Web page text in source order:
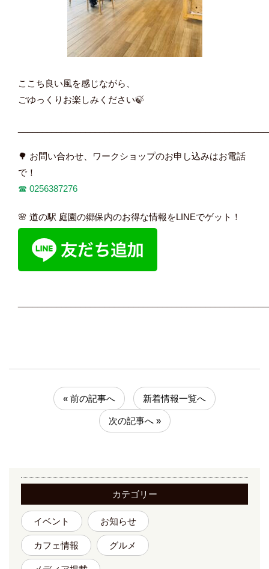
ここち良い風を感じながら、
ごゆっくりお楽しみください🍃
🌳 お問い合わせ、ワークショップのお申し込みはお電話
で！
☎︎ 0256387276
🌸 道の駅 庭園の郷保内のお得な情報をLINEでゲット！
« 前の記事へ 新着情報一覧へ
次の記事へ »
カテゴリー
イベント お知らせ
カフェ情報 グルメ